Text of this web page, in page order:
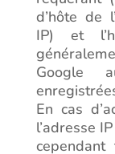
d’hôte de
IP) et
Google
En cas
l’adresse